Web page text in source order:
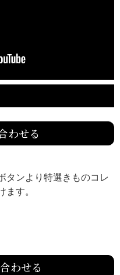
わせる
タンより特選きものコレ
す。
わせる